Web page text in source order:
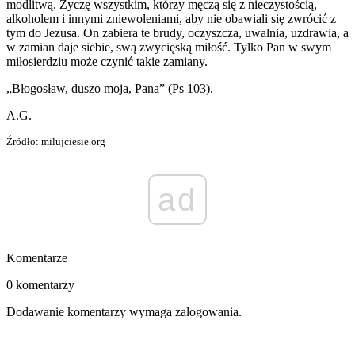
modlitwą. Życzę wszystkim, którzy męczą się z nieczystością,
alkoholem i innymi zniewoleniami, aby nie obawiali się zwrócić z
tym do Jezusa. On zabiera te brudy, oczyszcza, uwalnia, uzdrawia, a
w zamian daje siebie, swą zwycięską miłość. Tylko Pan w swym
miłosierdziu może czynić takie zamiany.
„Błogosław, duszo moja, Pana” (Ps 103).
A.G.
Źródło: milujciesie.org
ad
Komentarze
0 komentarzy
Dodawanie komentarzy wymaga zalogowania.